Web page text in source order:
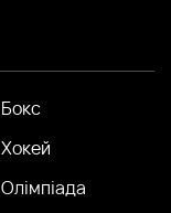
Бокс
Хокей
Олімпіада